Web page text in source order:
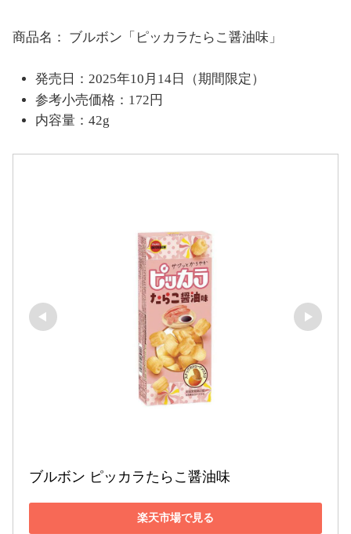
商品名： ブルボン「ピッカラたらこ醤油味」
発売日：2025年10月14日（期間限定）
参考小売価格：172円
内容量：42g
ブルボン ピッカラたらこ醤油味
楽天市場で見る